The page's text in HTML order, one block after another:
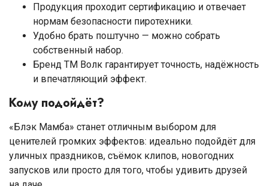
Продукция проходит сертификацию и отвечает
нормам безопасности пиротехники.
Удобно брать поштучно — можно собрать
собственный набор.
Бренд ТМ Волк гарантирует точность, надёжность
и впечатляющий эффект.
Кому подойдёт?
«Блэк Мамба» станет отличным выбором для
ценителей громких эффектов: идеально подойдёт для
уличных праздников, съёмок клипов, новогодних
запусков или просто для того, чтобы удивить друзей